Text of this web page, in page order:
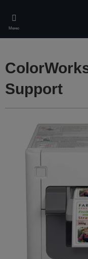
main
content
Меню
Support